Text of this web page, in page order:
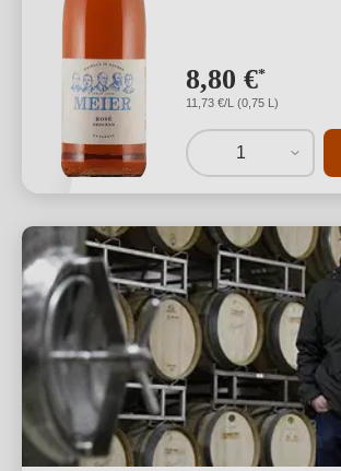
8,80 €*
11,73 €/L (0,75 L)
1